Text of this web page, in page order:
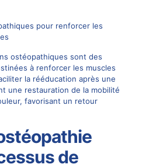
pour renforcer les
ostéopathiques sont des
à renforcer les muscles
la rééducation après une
une restauration de la mobilité
favorisant un retour
de